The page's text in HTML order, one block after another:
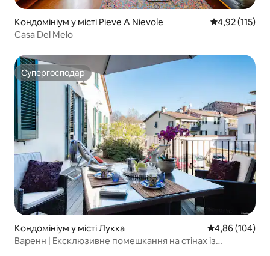
Кондомініум у місті Pieve A Nievole Середня
4,92 (115)
Casa Del Melo
Супергосподар
Супергосподар
Кондомініум у місті Лукка Середня
4,86 (104)
Варенн | Ексклюзивне помешкання на стінах із